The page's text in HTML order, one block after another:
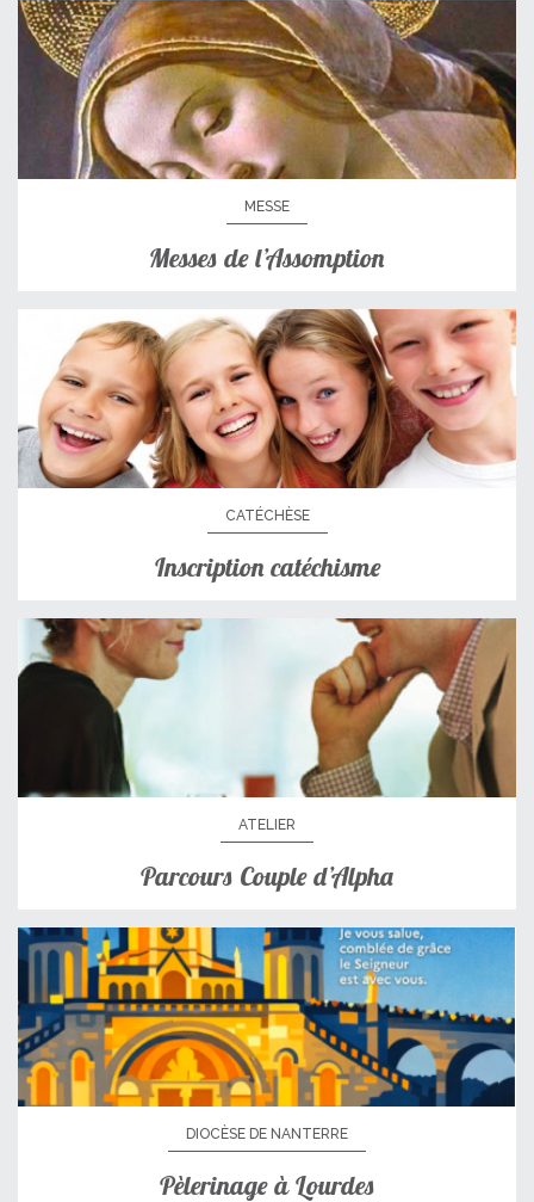
MESSE
Messes de l’Assomption
CATÉCHÈSE
Inscription catéchisme
ATELIER
Parcours Couple d’Alpha
DIOCÈSE DE NANTERRE
Pèlerinage à Lourdes